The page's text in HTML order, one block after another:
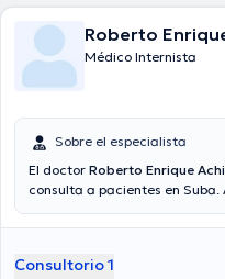
Roberto
Médico Internista
Sobre el especialista
El doctor Roberto Enrique
consulta a pacientes en
de especialidad. El doctor
miembro de diversas
Consultorio 1